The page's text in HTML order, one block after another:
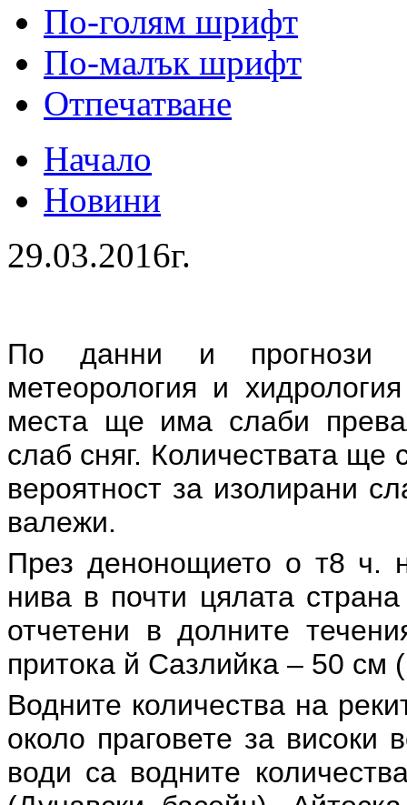
По-голям шрифт
По-малък шрифт
Отпечатване
Начало
Новини
29.03.2016г.
По данни и прогнози
метеорология и
места ще има слаби
слаб сняг. Количествата
вероятност за изолирани
валежи.
През денонощието о т8 ч.
нива в почти цялата
отчетени в долните
притока й Сазлийка – 50 см
Водните количества на
около праговете за
води са водните